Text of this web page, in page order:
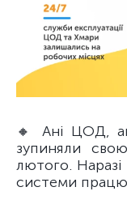
🔸 Ані ЦОД,
зупиняли
лютого. Наразі
системи